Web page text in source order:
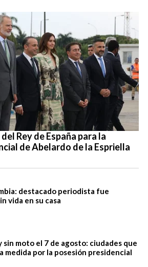
Rey de España para la
de Abelardo de la Espriella
destacado periodista fue
vida en su casa
sin moto el 7 de agosto: ciudades que
medida por la posesión presidencial